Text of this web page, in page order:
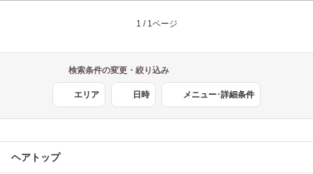
1 / 1ページ
検索条件の変更・絞り込み
エリア 日時 メニュー･詳細条件
ヘアトップ